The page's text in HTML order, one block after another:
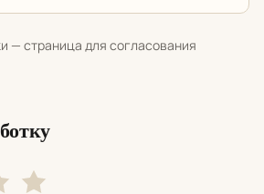
— страница для согласования